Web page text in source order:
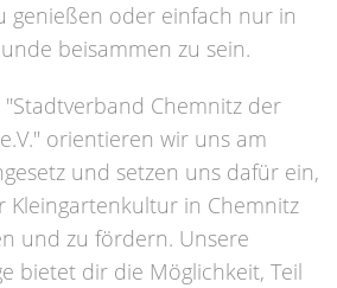
genießen oder einfach nur in
beisammen zu sein.
Chemnitz der
orientieren wir uns am
und setzen uns dafür ein,
Kleingartenkultur in Chemnitz
und zu fördern. Unsere
bietet dir die Möglichkeit, Teil